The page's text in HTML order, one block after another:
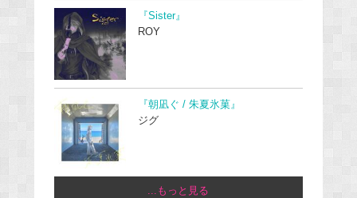
『Sister』
ROY
『朝凪ぐ / 朱夏氷菓』
ジグ
...もっと見る